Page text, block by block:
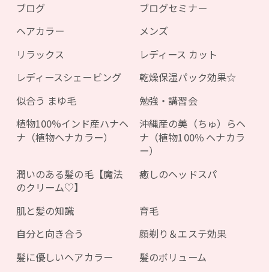
ブログ
ブログセミナー
ヘアカラー
メンズ
リラックス
レディース カット
レディースシェービング
乾燥保湿パック効果☆
似合う まゆ毛
勉強・講習会
植物100%インド産ハナヘ
ナ（植物ヘナカラー）
沖縄産の美（ちゅ）らヘ
ナ（植物100％ ヘナカラ
ー）
潤いのある髪の毛【魔法
のクリーム♡】
癒しのヘッドスパ
肌と髪の知識
育毛
自分と向き合う
顔剃り＆エステ効果
髪に優しいヘアカラー
髪のボリューム